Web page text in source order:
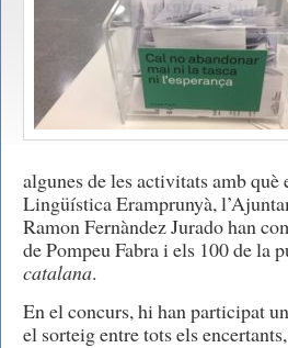
algunes de les activitats amb
Lingüística Eramprunyà,
Ramon Fernàndez Jurado han
de Pompeu Fabra i els 100 de la
catalana.
En el concurs, hi han participat
el sorteig entre tots els